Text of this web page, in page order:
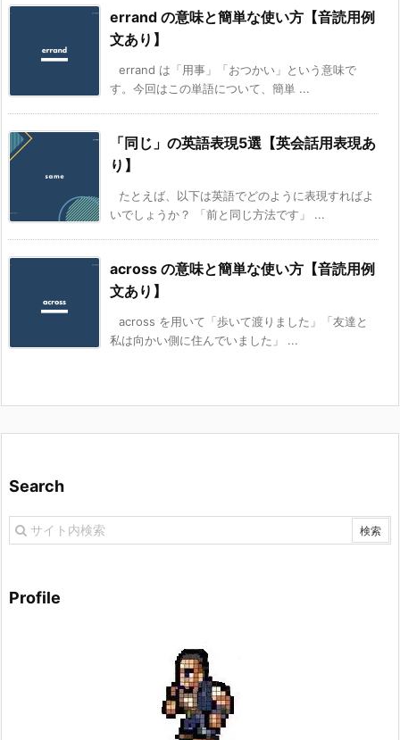
errand の意味と簡単な使い方【音読用例
文あり】
errand は「用事」「おつかい」という意味で
す。今回はこの単語について、簡単 ...
「同じ」の英語表現5選【英会話用表現あ
り】
たとえば、以下は英語でどのように表現すればよ
いでしょうか？ 「前と同じ方法です」 ...
across の意味と簡単な使い方【音読用例
文あり】
across を用いて「歩いて渡りました」「友達と
私は向かい側に住んでいました」 ...
Search
Profile